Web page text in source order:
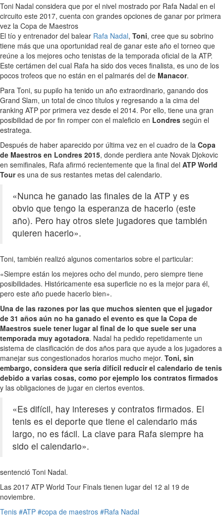
Toni Nadal considera que por el nivel mostrado por Rafa Nadal en el
circuito este 2017, cuenta con grandes opciones de ganar por primera
vez la Copa de Maestros
El tío y entrenador del balear Rafa Nadal, Toni, cree que su sobrino
tiene más que una oportunidad real de ganar este año el torneo que
reúne a los mejores ocho tenistas de la temporada oficial de la ATP.
Este certámen del cual Rafa ha sido dos veces finalista, es uno de los
pocos trofeos que no están en el palmarés del de Manacor.
Para Toni, su pupilo ha tenido un año extraordinario, ganando dos
Grand Slam, un total de cinco títulos y regresando a la cima del
ranking ATP por primera vez desde el 2014. Por ello, tiene una gran
posibilidad de por fin romper con el maleficio en Londres según el
estratega.
Después de haber aparecido por última vez en el cuadro de la Copa
de Maestros en Londres 2015, donde perdiera ante Novak Djokovic
en semifinales, Rafa afirmó recientemente que la final del ATP World
Toures una de sus restantes metas del calendario.
«Nunca he ganado las finales de la ATP y es
obvio que tengo la esperanza de hacerlo (este
año). Pero hay otros siete jugadores que también
quieren hacerlo».
Toni, también realizó algunos comentarios sobre el particular:
«Siempre están los mejores ocho del mundo, pero siempre tiene
posibilidades. Históricamente esa superficie no es la mejor para él,
pero este año puede hacerlo bien».
Una de las razones por las que muchos sienten que el jugador
de 31 años aún no ha ganado el evento es que la Copa de
Maestros suele tener lugar al final de lo que suele ser una
temporada muy agotadora. Nadal ha pedido repetidamente un
sistema de clasificación de dos años para que ayude a los jugadores a
manejar sus congestionados horarios mucho mejor. Toni, sin
embargo, considera que sería difícil reducir el calendario de tenis
debido a varias cosas, como por ejemplo los contratos firmados
y las obligaciones de jugar en ciertos eventos.
«Es difícil, hay intereses y contratos firmados. El
tenis es el deporte que tiene el calendario más
largo, no es fácil. La clave para Rafa siempre ha
sido el calendario».
sentenció Toni Nadal.
Las 2017 ATP World Tour Finals tienen lugar del 12 al 19 de
noviembre.
Tenis #ATP #copa de maestros #Rafa Nadal